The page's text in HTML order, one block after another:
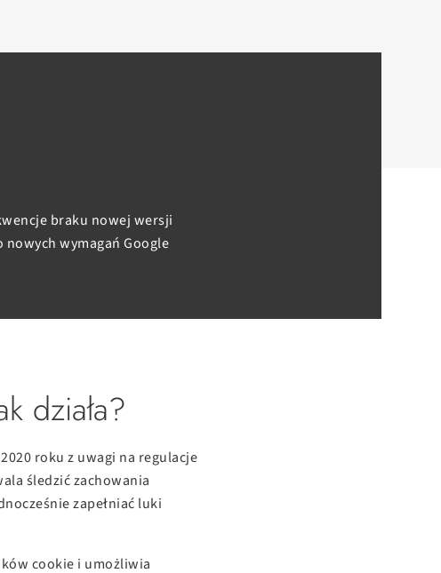
braku nowej wersji
wymagań Google
działa?
roku z uwagi na regulacje
śledzić zachowania
zapełniać luki
cookie i umożliwia